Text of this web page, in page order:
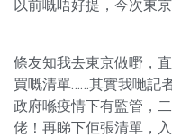
以前嘅唔好提，今次東
條友知我去東京做嘢，
買嘅清單……其實我哋記
政府喺疫情下有監管，
佬！再睇下佢張清單，